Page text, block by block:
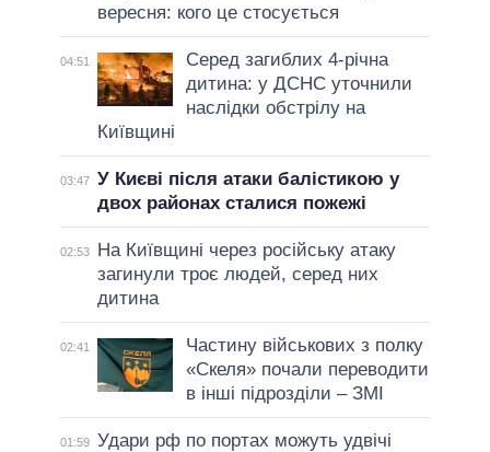
вересня: кого це стосується
04:51
Серед загиблих 4-річна
дитина: у ДСНС уточнили
наслідки обстрілу на
Київщині
03:47 У Києві після атаки балістикою у
двох районах сталися пожежі
02:53
На Київщині через російську атаку
загинули троє людей, серед них
дитина
02:41
Частину військових з полку
«Скеля» почали переводити
в інші підрозділи – ЗМІ
01:59 Удари рф по портах можуть удвічі